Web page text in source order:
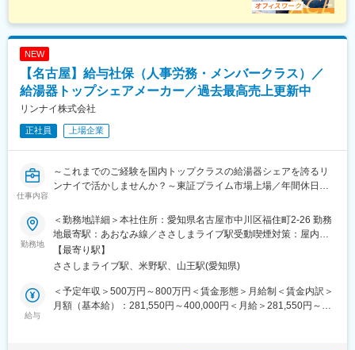
NEW
【名古屋】給与社保（人事労務・メンバークラス）／
給湯器トップシェアメーカー／過去最高売上更新中
リンナイ株式会社
正社員 上場企業
仕事内容
～これまでのご経験を国内トップクラスの給湯器シェアを誇るリ
ンナイで活かしませんか？～東証プライム市場上場／年間休日
■職務概要：
実務を通じ人事・給与・勤怠に関わる業務の深耕を深めながら、
運用の検討・改善、制度改革に対応するための業務改善、システ
ムの更新、導入検討などの企画をお任せしていく予定です。
■詳細：
・勤怠管理、給与計算、社会保険実務等の実務理解
勤務地
＜勤務地詳細＞本社住所：愛知県名古屋市中川区福住町2-26 勤務
地最寄駅：あおなみ線／ささしまライブ駅受動喫煙対策：屋内全
面禁煙変更の範囲：会社の定める事業所
【最寄り駅】
ささしまライブ駅、米野駅、山王駅(愛知県)
給与
＜予定年収＞500万円～800万円＜賃金形態＞月給制＜賃金内訳＞
月額（基本給）：281,550円～400,000円＜月給＞281,550円～